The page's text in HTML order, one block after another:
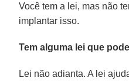
Você tem a lei, mas não
implantar isso.
Tem alguma lei que
Lei não adianta. A lei